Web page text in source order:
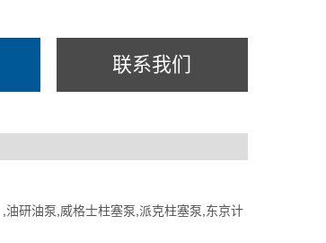
联系我们
油研油泵 威格士柱塞泵 派克柱塞泵 东京计